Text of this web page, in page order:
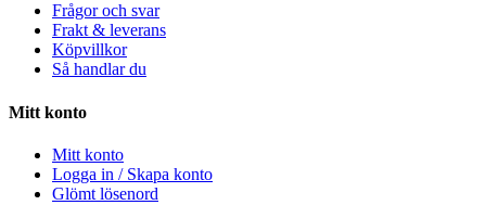
Frågor och svar
Frakt & leverans
Köpvillkor
Så handlar du
Mitt konto
Mitt konto
Logga in / Skapa konto
Glömt lösenord